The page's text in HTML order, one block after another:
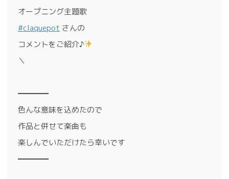
オープニング主題歌
#claquepot さんの
コメントをご紹介♪
＼
━━━━
色んな意味を込めたので
作品と併せて楽曲も
楽しんでいただけたら幸いです
━━━━